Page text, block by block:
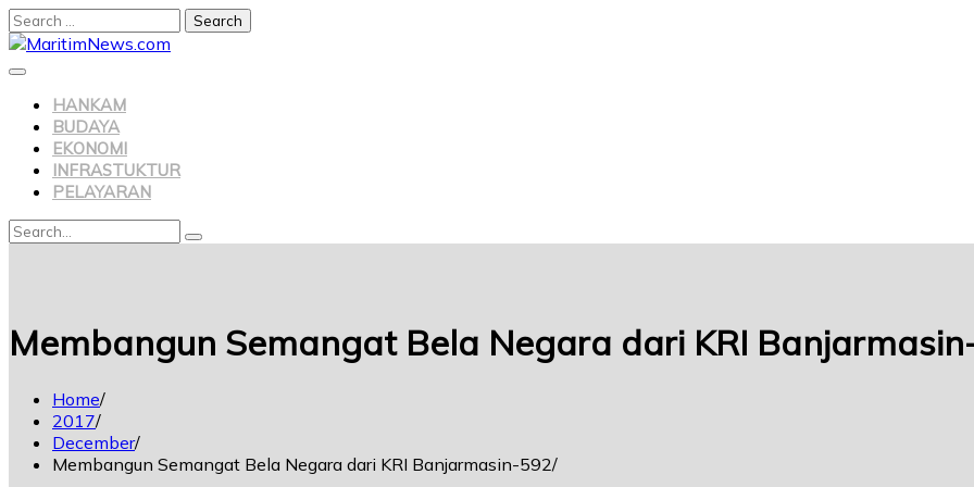
Search
for:
Skip
to
HANKAM
BUDAYA
EKONOMI
INFRASTUKTUR
PELAYARAN
Search
Search
Membangun Semangat Bela Negara dari KRI
Home
2017
December
Membangun Semangat Bela Negara dari KRI Banjarmasin-592